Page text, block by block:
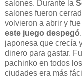
salones. Durante la
salones fueron
volvieron a abrir y
este juego despegó
japonesa que crecía
dinero para gastar.
pachinko en todos
ciudades era más